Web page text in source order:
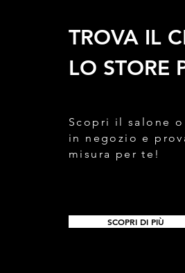
TROVA IL
LO STORE
Scopri il salone
in negozio e
misura per te!
SCOPRI DI PIÙ